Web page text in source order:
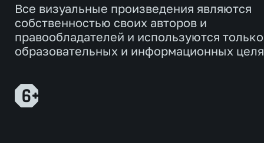
Все визуальные произведения являются
собственностью своих авторов и
правообладателей и используются
образовательных и информационных